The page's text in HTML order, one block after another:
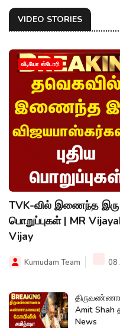
VIDEO STORIES
வீடியோ ஸ்டோரி
TVK-வில் இணைந்த இரு
பொறுப்புகள் | MR
Vijay
Kumudam Team 08
Amit Shah
News